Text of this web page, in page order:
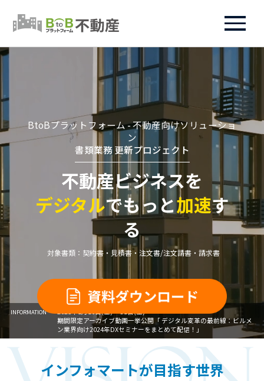
BtoBプラットフォーム - 不動産向けソリューショ
ン
書類業務 更新プロジェクト
不動産ビジネスを
デジタルでもっと加速す
る
対象書類：契約書・見積書・注文書/注文請書・請求書
INFORMATION
2025年1月10日(金) ～31日(金)
期間限定アーカイブ動画一挙公開「 デジタル変革の最前線：ビルメ
ン業界向け2024年DXセミナーをまとめて配信！」
インフォマートが目指す世界